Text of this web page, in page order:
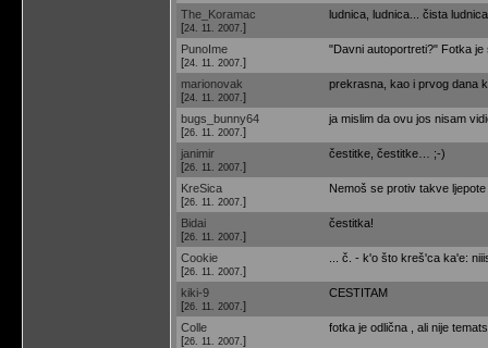
The_Koramac
[24. 11. 2007. ]
ludnica, ludnica... čista
PunoIme
[24. 11. 2007. ]
"Davni autoportreti?" Fotka
marionovak
[24. 11. 2007. ]
prekrasna, kao i prvog dana
bugs_bunny64
[26. 11. 2007. ]
ja mislim da ovu jos nisam
janimir
[26. 11. 2007. ]
čestitke, čestitke… ;-)
KreSica
[26. 11. 2007. ]
Nemoš se protiv takve
Bidai
[26. 11. 2007. ]
čestitka!
Cookie
[26. 11. 2007. ]
... č. - k'o što kreš'ca ka'e:
kiki-9
[26. 11. 2007. ]
CESTITAM
Colle
[26. 11. 2007. ]
fotka je odlična , ali nije